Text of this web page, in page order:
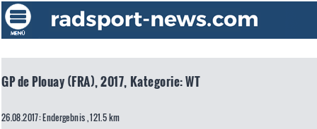
GP de Plouay (FRA), 2017, Kategorie: WT
26.08.2017: Endergebnis , 121.5 km